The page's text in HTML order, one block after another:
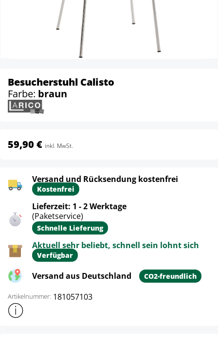
Besucherstuhl Calisto
Farbe: braun
59,90 € inkl. MwSt.
Versand und Rücksendung kostenfrei
Kostenfrei
Lieferzeit: 1 - 2 Werktage
(Paketservice)
Schnelle Lieferung
Aktuell sehr beliebt, schnell sein lohnt sich
Verfügbar
Versand aus Deutschland CO2-freundlich
Artikelnummer: 181057103
Weitere Produktinformationen anzeigen